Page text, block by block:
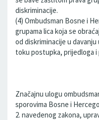
diskriminacije.
(4) Ombudsman Bosne i
grupama lica koja se
od diskriminacije u
toku postupka, prijedloga i
Značajnu ulogu
sporovima Bosne i
2. navedenog zakona,